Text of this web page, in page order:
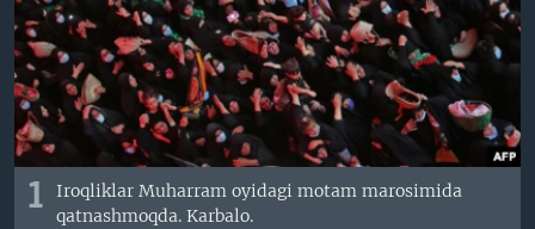
TWITTER
SOUNDCLOUD
VOA
1
Iroqliklar Muharram oyidagi motam marosimida
qatnashmoqda. Karbalo.